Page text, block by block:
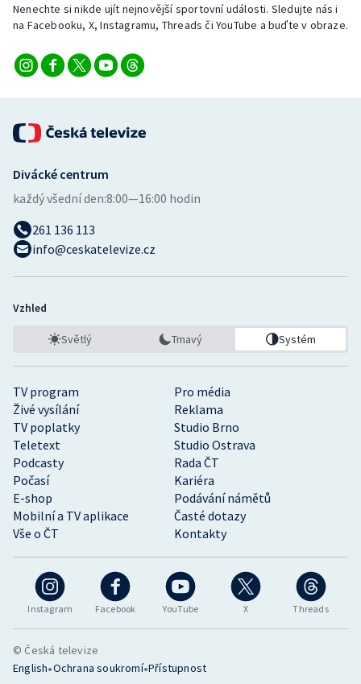
Triatlon
Veslování
Volejbal
Ostatní
Nenechte si nikde ujít nejnovější sportovní události. Sledujte nás i
na Facebooku, X, Instagramu, Threads či YouTube a buďte v obraze.
Instagram Facebook YouTube X Threads
TV program
Pro média
Živé vysílání
Reklama
TV poplatky
Studio Brno
Teletext
Studio Ostrava
Podcasty
Rada ČT
Počasí
Kariéra
E-shop
Podávání námětů
Mobilní a TV aplikace
Časté dotazy
Vše o ČT
Kontakty
Divácké centrum
každý všední den:8:00—16:00 hodin
261 136 113
info@ceskatelevize.cz
Vzhled
Světlý Tmavý Systém
© Česká televize
English•Ochrana soukromí•Přístupnost